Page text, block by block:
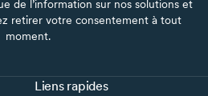
de l’information sur nos solutions et
retirer votre consentement à tout
moment.
Liens rapides